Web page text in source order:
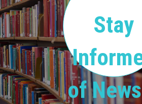
Stay
of